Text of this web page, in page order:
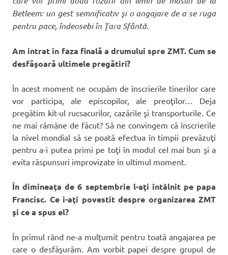
Betleem: un gest semnificativ şi o angajare de a se ruga
pentru pace, îndeosebi în Ţara Sfântă.
Am intrat în faza finală a drumului spre ZMT. Cum se
desfăşoară ultimele pregătiri?
În acest moment ne ocupăm de înscrierile tinerilor care
vor participa, ale episcopilor, ale preoţilor… Deja
pregătim kit-ul rucsacurilor, cazările şi transporturile. Ce
ne mai rămâne de făcut? Să ne convingem că înscrierile
la nivel mondial să se poată efectua în timpii prevăzuţi
pentru a-i putea primi pe toţi în modul cel mai bun şi a
evita răspunsuri improvizate în ultimul moment.
În dimineaţa de 6 septembrie l-aţi întâlnit pe papa
Francisc. Ce i-aţi povestit despre organizarea ZMT
şi ce a spus el?
În primul rând ne-a mulţumit pentru toată angajarea pe
care o desfăşurăm. Am vorbit papei despre grupul de